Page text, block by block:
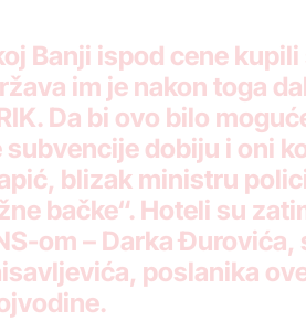
Banji ispod cene
im je nakon toga
Da bi ovo bilo
dobiju i oni
blizak ministru
bačke“. Hoteli su
om – Darka
poslanika